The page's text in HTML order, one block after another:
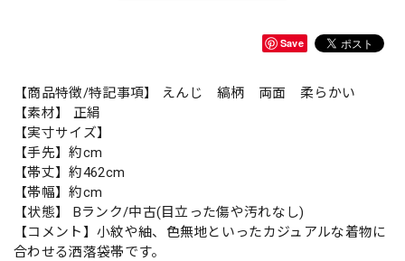
Save
【商品特徴/特記事項】 えんじ 縞柄 両面 柔らかい
【素材】 正絹
【実寸サイズ】
【手先】約cm
【帯丈】約462cm
【帯幅】約cm
【状態】 Bランク/中古(目立った傷や汚れなし)
【コメント】小紋や紬、色無地といったカジュアルな着物に
合わせる洒落袋帯です。